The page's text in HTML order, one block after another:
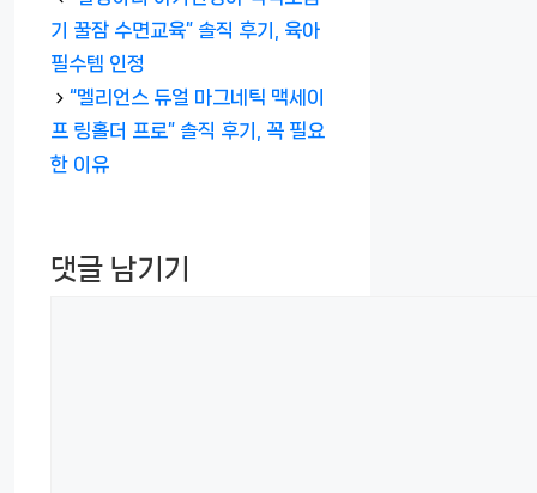
고
리
기 꿀잠 수면교육” 솔직 후기, 육아
필수템 인정
“멜리언스 듀얼 마그네틱 맥세이
프 링홀더 프로” 솔직 후기, 꼭 필요
한 이유
댓글 남기기